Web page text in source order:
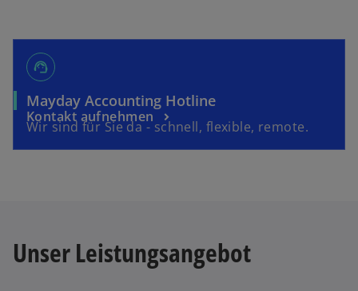
support_agent
Mayday Accounting Hotlinew
r
n
Wir sind für Sie da - schnell, flexible, remote.
Kontakt aufnehmen
w
i
r
i
n
Unser Leistungsangebot